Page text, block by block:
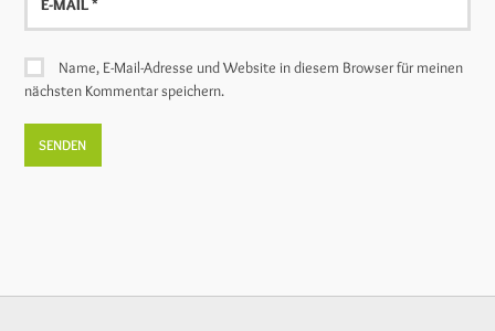
Mail
Name, E-Mail-Adresse und Website in diesem Browser für meinen
nächsten Kommentar speichern.